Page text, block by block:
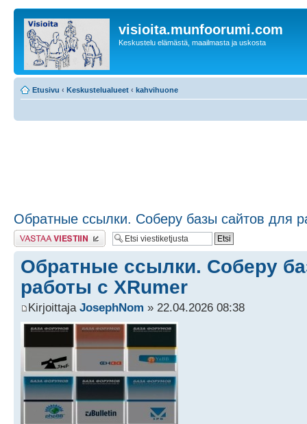
visioita.munfoorumi.com
Keskustelu elämästä, maailmasta ja uskosta
Etusivu ‹ Keskustelualueet ‹ kahvihuone
Обратные ссылки. Соберу базы сайтов для
Lähetä vastaus
Обратные ссылки. Соберу
работы с XRumer
Kirjoittaja JosephNom » 22.04.2026 08:38